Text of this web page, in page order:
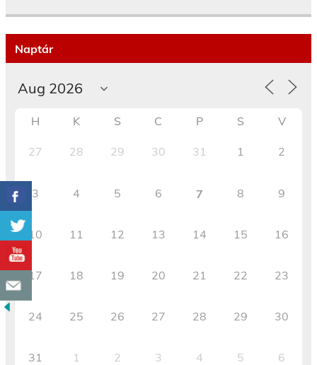
Naptár
H K S C P S V
27 28 29 30 31 1 2
3 4 5 6 7 8 9
10 11 12 13 14 15 16
17 18 19 20 21 22 23
24 25 26 27 28 29 30
31 1 2 3 4 5 6